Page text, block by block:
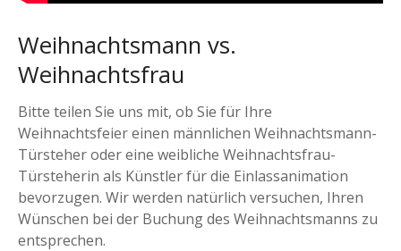
Weihnachtsmann vs.
Weihnachtsfrau
Bitte teilen Sie uns mit, ob Sie für Ihre
Weihnachtsfeier einen männlichen Weihnachtsmann-
Türsteher oder eine weibliche Weihnachtsfrau-
Türsteherin als Künstler für die Einlassanimation
bevorzugen. Wir werden natürlich versuchen, Ihren
Wünschen bei der Buchung des Weihnachtsmanns zu
entsprechen.